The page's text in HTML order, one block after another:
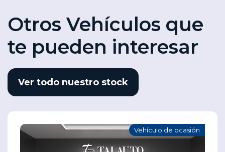
Otros Vehículos que
te pueden interesar
Ver todo nuestro stock
Vehículo de ocasión